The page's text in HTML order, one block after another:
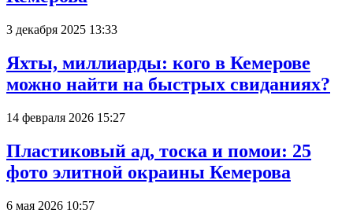
3 декабря 2025 13:33
Яхты, миллиарды: кого в Кемерове
можно найти на быстрых свиданиях?
14 февраля 2026 15:27
Пластиковый ад, тоска и помои: 25
фото элитной окраины Кемерова
6 мая 2026 10:57